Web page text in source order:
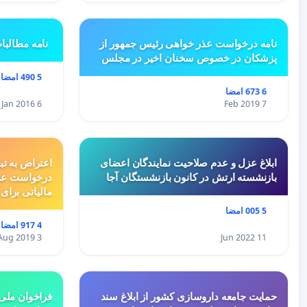
نامه درخواست عذر خواهی رئیس جمهور از
پزشکان در خصوص سخنان اخیر در مجلس
6 673 امضا
7 Feb 2019
نامه
5 490 امضا
6 Jan 2016
ابلاغ عزل و عدم صلاحیت نمایندگان اعضای
بازنشسته ارتش در کانون بازنشستگان آجا
5 005 امضا
11 Jun 2022
اعتراض به
درخواست
مالیاتی
4 917 امضا
3 Aug 2019
حمایت جامعه داروسازی کشور از ابلاغ سند
فراخوان